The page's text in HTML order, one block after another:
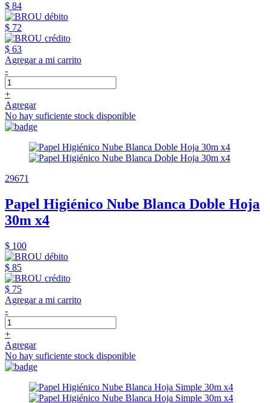
$ 84
$ 72
$ 63
Agregar a mi carrito
-
+
Agregar
No hay suficiente stock disponible
29671
Papel Higiénico Nube Blanca Doble Hoja
30m x4
$ 100
$ 85
$ 75
Agregar a mi carrito
-
+
Agregar
No hay suficiente stock disponible